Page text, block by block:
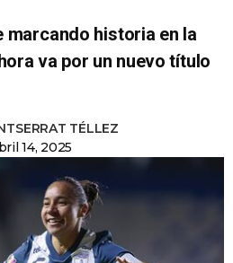
marcando historia en la
va por un nuevo título
TÉLLEZ
14, 2025